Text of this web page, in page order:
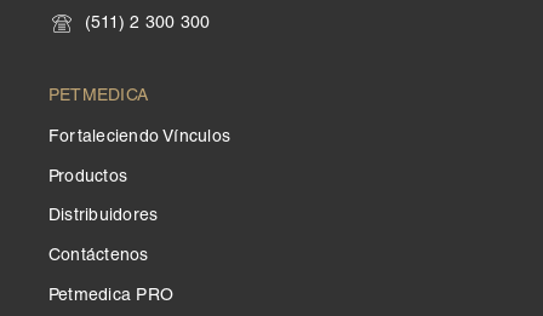
(511) 2 300 300
PETMEDICA
Fortaleciendo Vínculos
Productos
Distribuidores
Contáctenos
Petmedica PRO